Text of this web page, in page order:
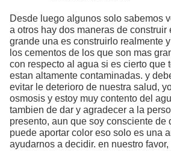
Desde luego algunos solo sabemos
a otros hay dos maneras de construir
grande una es construirlo realmente
los cementos de los que son mas
con respecto al agua si es cierto que
estan altamente contaminadas. y
evitar le deterioro de nuestra salud,
osmosis y estoy muy contento del
tambien de dar y agradecer a la
presento, aun que soy consciente de
puede aportar color eso solo es una
ayudarnos a decidir. en nuestro